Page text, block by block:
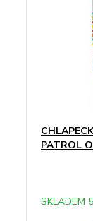
PATROL
SKLADEM